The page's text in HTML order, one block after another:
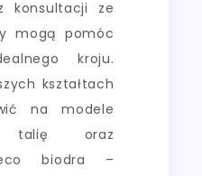
konsultacji ze
mogą pomóc
kroju.
kształtach
na modele
talię oraz
biodra –